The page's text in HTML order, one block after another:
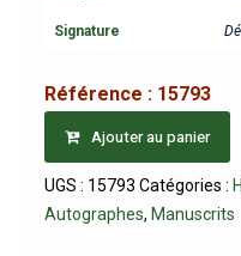
Signature
Référence : 15793
Ajouter au panier
UGS : 15793 Catégories :
Autographes, Manuscrits